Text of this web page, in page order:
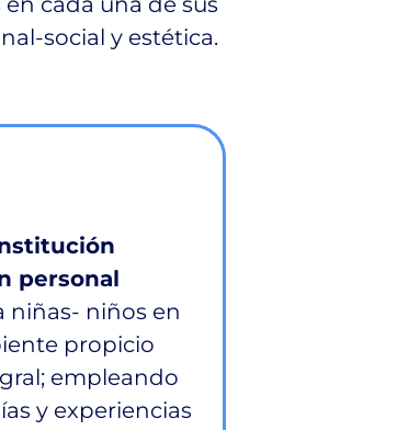
social y estética.
personal
niñas- niños en
propicio
empleando
y experiencias